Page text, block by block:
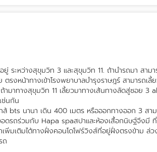
ระหว่างสุขุมวิท 3 และสุขุมวิท 11. ถ้านำรถมา สา
ตรงหน้าทางเข้าโรงพยาบาลบำรุงราษฎร์ สามารถเ
มาทางสุขุมวิท 11 เลี้ยวมาทางเส้นทางลัดสู่ซอย 3
ช่นกัน
bts นานา เดิน 400 เมตร หรือออกทางออก 3 สา
รถร่วมกับ Hapa spaสปาและห้องเสื้อกนิษฐ์จึงมี
พิ่มเติมได้ทางฝั่งคอนโดโฟร์วิงส์ที่อยู่ฝั่งตรงข้าม
ถ